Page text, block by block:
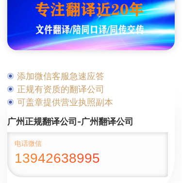
添加微信客服急速应答
正规有资质的翻译公司
可盖章提供营业执照副本
广州正规翻译公司-广州翻译公司
电话微信
13942638995